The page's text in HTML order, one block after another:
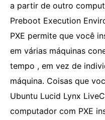
a partir de outro
Preboot Execution
PXE permite que você
em várias máquinas
tempo , em vez de
máquina. Coisas que
Ubuntu Lucid Lynx
computador com PXE